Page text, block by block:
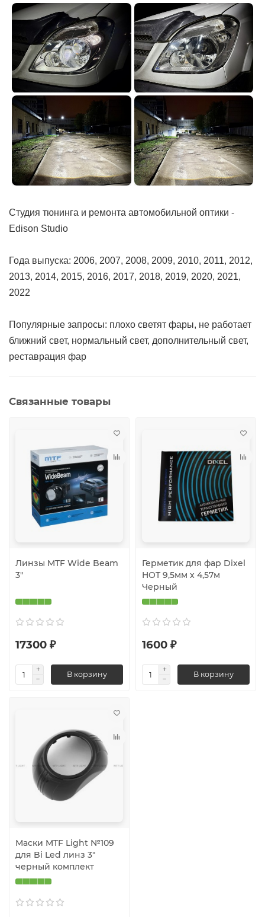
Студия тюнинга и ремонта автомобильной оптики -
Edison Studio
Года выпуска: 2006, 2007, 2008, 2009, 2010, 2011, 2012,
2013, 2014, 2015, 2016, 2017, 2018, 2019, 2020, 2021,
2022
Популярные запросы: плохо светят фары, не работает
ближний свет, нормальный свет, дополнительный свет,
реставрация фар
Связанные товары
Линзы MTF Wide Beam
3"
17300 ₽
В корзину
Герметик для фар Dixel
HOT 9,5мм х 4,57м
Черный
1600 ₽
В корзину
Маски MTF Light №109
для Bi Led линз 3"
черный комплект